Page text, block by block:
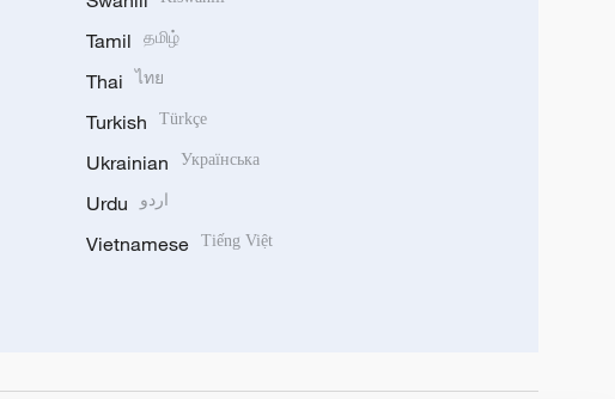
Tamil தமிழ்
Thai ไทย
Turkish Türkçe
Ukrainian Українська
Urdu اردو
Vietnamese Tiếng Việt